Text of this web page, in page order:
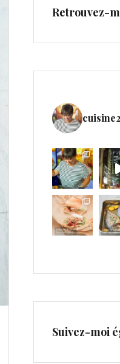
Retrouvez-
Suivez-moi